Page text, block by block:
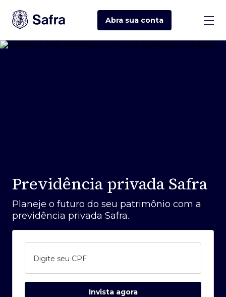
Abra sua conta
Previdência privada Safra
Planeje o futuro do seu patrimônio com a
previdência privada Safra.
Digite seu CPF
Invista agora